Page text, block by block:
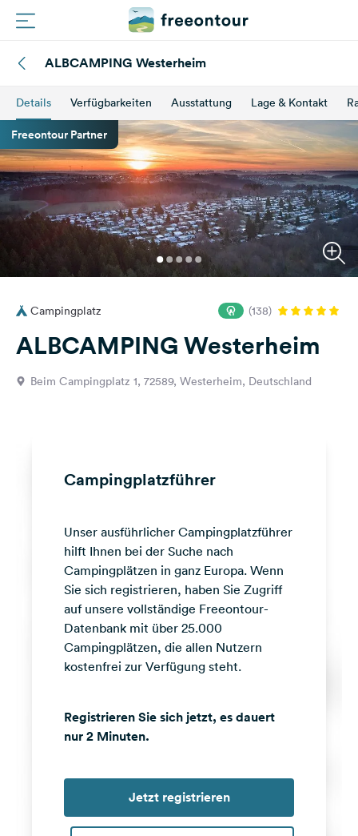
Plätze
Magazin
Partner
Registrieren
Einloggen
Fragen &
Feedback
Media
Facebook
Instagram
ALBCAMPING Westerheim
Details Verfügbarkeiten Ausstattung Lage & Kontakt
Freeontour Partner
Campingplatz (138)
ALBCAMPING Westerheim
Beim Campingplatz 1, 72589, Westerheim, Deutschland
Campingplatzführer
Unser ausführlicher Campingplatzführer
hilft Ihnen bei der Suche nach
Campingplätzen in ganz Europa. Wenn
Sie sich registrieren, haben Sie Zugriff
auf unsere vollständige Freeontour-
Datenbank mit über 25.000
Campingplätzen, die allen Nutzern
kostenfrei zur Verfügung steht.
Registrieren Sie sich jetzt, es dauert
nur 2 Minuten.
Jetzt registrieren